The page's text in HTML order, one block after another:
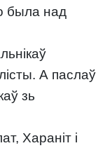
была над
А паслаў
зь
Хараніт і